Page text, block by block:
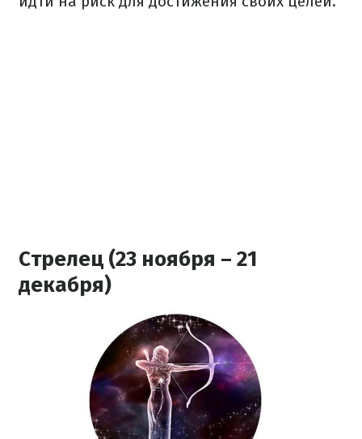
Стрелец (23 ноября – 21
декабря)